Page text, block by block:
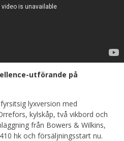
utförande på
lyxversion med
kylskåp, två vikbord och
från Bowers & Wilkins,
hk och försäljningsstart nu.